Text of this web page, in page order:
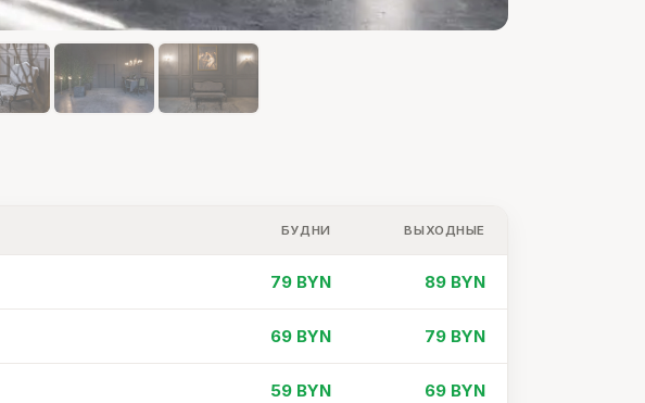
БУДНИ ВЫХОДНЫЕ
79 BYN 89 BYN
69 BYN 79 BYN
59 BYN 69 BYN